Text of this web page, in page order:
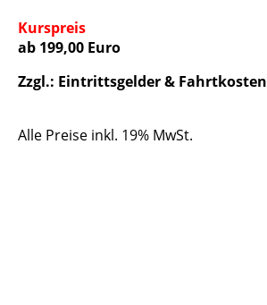
Kurspreis
ab 199,00 Euro
Zzgl.: Eintrittsgelder & Fahrtkosten
Alle Preise inkl. 19% MwSt.